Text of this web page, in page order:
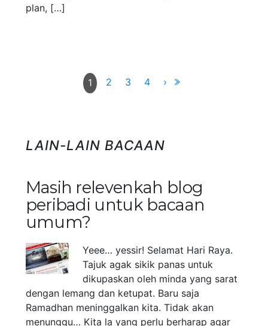
plan, […]
1 2 3 4 ›
LAIN-LAIN BACAAN
Masih relevenkah blog
peribadi untuk bacaan
umum?
Yeee… yessir! Selamat Hari Raya.
Tajuk agak sikik panas untuk
dikupaskan oleh minda yang sarat
dengan lemang dan ketupat. Baru saja
Ramadhan meninggalkan kita. Tidak akan
menunggu… Kita la yang perlu berharap agar